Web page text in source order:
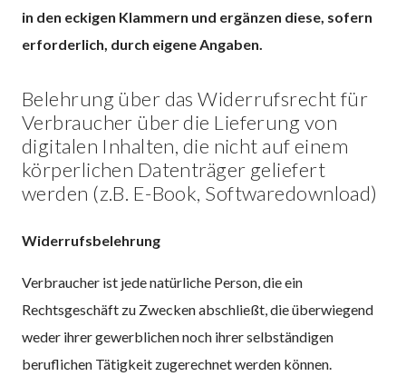
in den eckigen Klammern und ergänzen diese, sofern
erforderlich, durch eigene Angaben.
Belehrung über das Widerrufsrecht für
Verbraucher über die Lieferung von
digitalen Inhalten, die nicht auf einem
körperlichen Datenträger geliefert
werden (z.B. E-Book, Softwaredownload)
Widerrufsbelehrung
Verbraucher ist jede natürliche Person, die ein
Rechtsgeschäft zu Zwecken abschließt, die überwiegend
weder ihrer gewerblichen noch ihrer selbständigen
beruflichen Tätigkeit zugerechnet werden können.